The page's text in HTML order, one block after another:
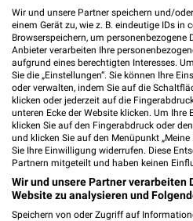
Takko Fashion
Im Moorbusche 1
38162 Cremlingen
Heute 08:00 - 20:00
26,74 km
Wir und unsere Partner speichern und/
einem Gerät zu, wie z. B. eindeutige IDs in
Browserspeichern, um personenbezogene
Anbieter verarbeiten Ihre
aufgrund eines berechtigten Interesses.
Sie die „Einstellungen“. Sie können Ihre
oder verwalten, indem Sie auf die
klicken oder jederzeit auf die
unteren Ecke der Website klicken. Um
klicken Sie auf den Fingerabdruck oder
und klicken Sie auf den Menüpunkt „Meine
Sie Ihre Einwilligung widerrufen. Diese
Partnern mitgeteilt und haben keinen
Wir und unsere Partner verarbeiten
Website zu analysieren und
Speichern von oder Zugriff auf